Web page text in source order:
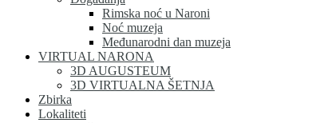
Rimska noć u Naroni
Noć muzeja
Međunarodni dan muzeja
VIRTUAL NARONA
3D AUGUSTEUM
3D VIRTUALNA ŠETNJA
Zbirka
Lokaliteti